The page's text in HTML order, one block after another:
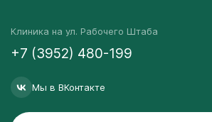
Клиника на ул. Рабочего Штаба
+7 (3952) 480-199
Мы в ВКонтакте